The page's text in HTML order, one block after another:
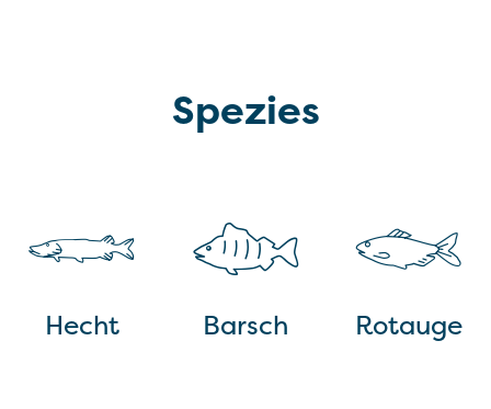
Spezies
Hecht Barsch Rotauge